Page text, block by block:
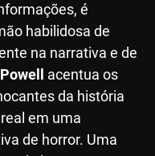
é
habilidosa de
na narrativa e de
acentua os
da história
em uma
de horror. Uma